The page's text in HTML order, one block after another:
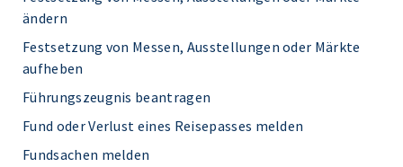
ändern
Festsetzung von Messen, Ausstellungen oder Märkte
aufheben
Führungszeugnis beantragen
Fund oder Verlust eines Reisepasses melden
Fundsachen melden